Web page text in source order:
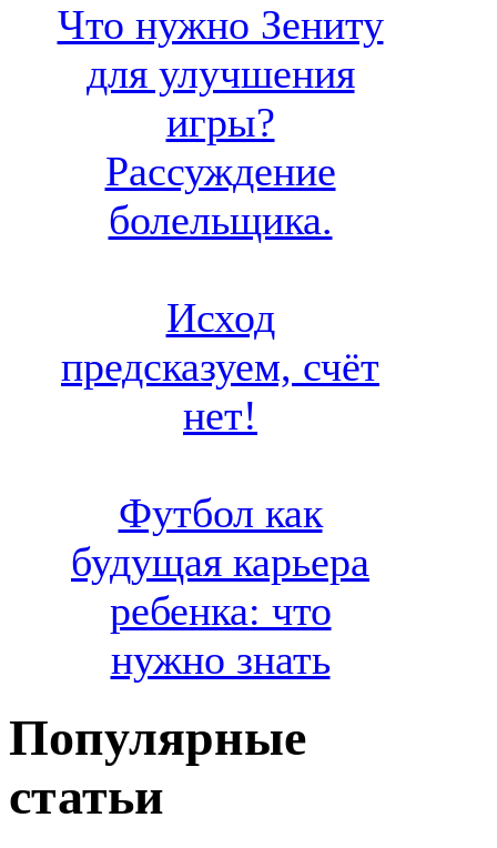
Что нужно Зениту
для улучшения
игры?
Рассуждение
болельщика.
Исход
предсказуем, счёт
нет!
Футбол как
будущая карьера
ребенка: что
нужно знать
Популярные
статьи